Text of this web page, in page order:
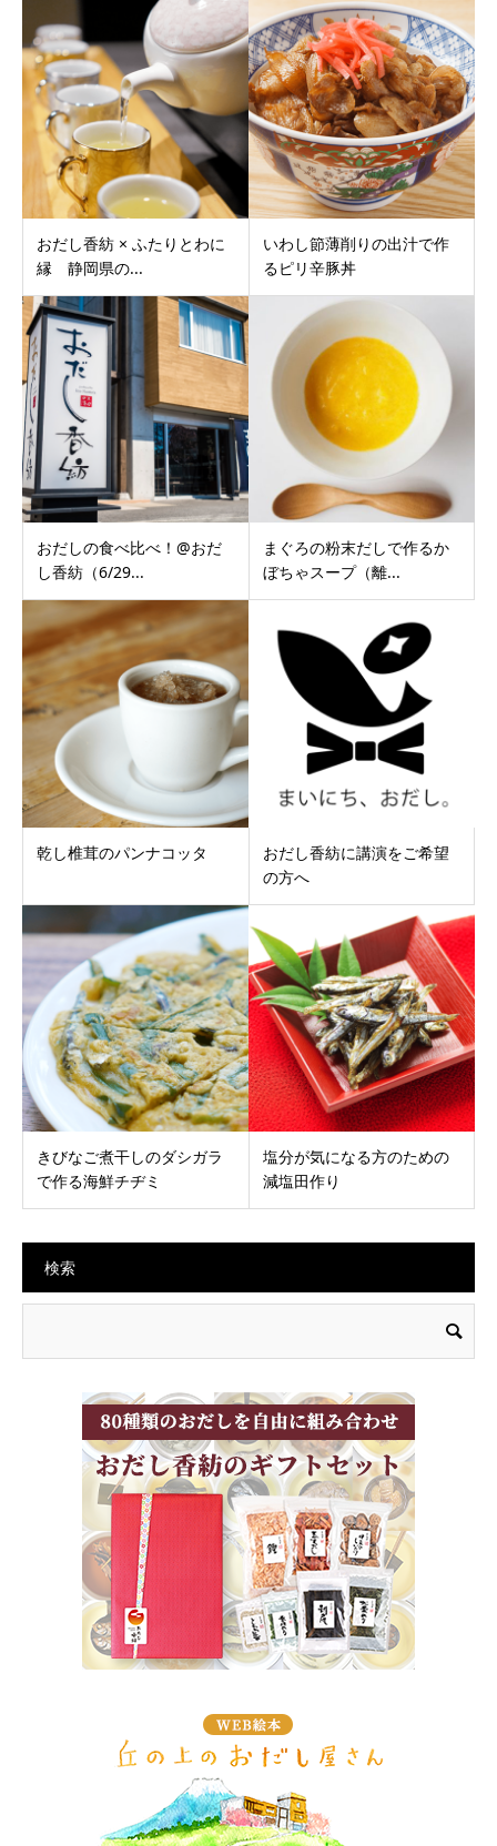
おだし香紡 × ふたりとわに
縁 静岡県の...
いわし節薄削りの出汁で作
るピリ辛豚丼
おだしの食べ比べ！@おだ
し香紡（6/29...
まぐろの粉末だしで作るか
ぼちゃスープ（離...
乾し椎茸のパンナコッタ
おだし香紡に講演をご希望
の方へ
きびなご煮干しのダシガラ
で作る海鮮チヂミ
塩分が気になる方のための
減塩田作り
検索